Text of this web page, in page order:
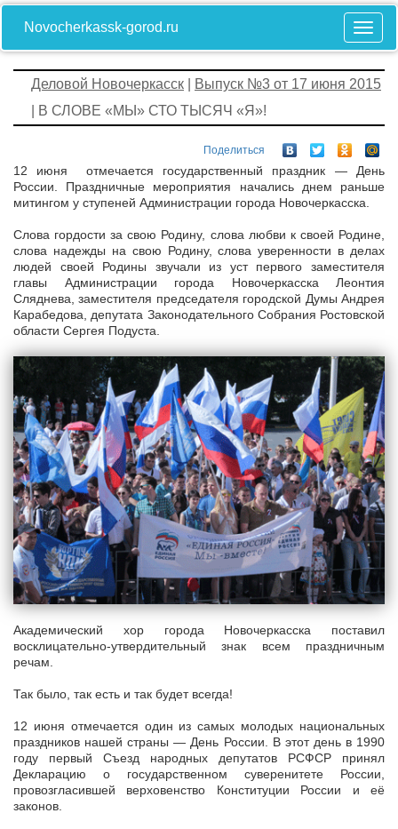
Novocherkassk-gorod.ru
Деловой Новочеркасск
Выпуск №3 от 17 июня 2015
| В СЛОВЕ «МЫ» СТО ТЫСЯЧ «Я»!
Поделиться
12 июня отмечается государственный праздник — День
России. Праздничные мероприятия начались днем раньше
митингом у ступеней Администрации города Новочеркасска.
Слова гордости за свою Родину, слова любви к своей Родине,
слова надежды на свою Родину, слова уверенности в делах
людей своей Родины звучали из уст первого заместителя
главы Администрации города Новочеркасска Леонтия
Сляднева, заместителя председателя городской Думы Андрея
Карабедова, депутата Законодательного Собрания Ростовской
области Сергея Подуста.
Академический хор города Новочеркасска поставил
восклицательно-утвердительный знак всем праздничным
речам.
Так было, так есть и так будет всегда!
12 июня отмечается один из самых молодых национальных
праздников нашей страны — День России. В этот день в 1990
году первый Съезд народных депутатов РСФСР принял
Декларацию о государственном суверенитете России,
провозгласившей верховенство Конституции России и её
законов.